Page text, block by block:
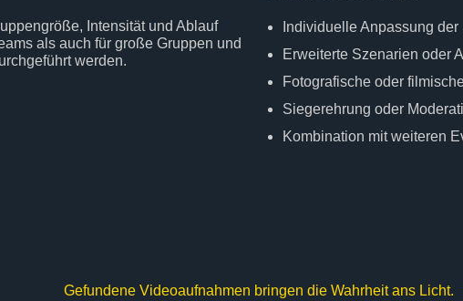
Intensität und Ablauf
als auch für große Gruppen und
werden.
Individuelle Anpassung der
Erweiterte Szenarien oder
Fotografische oder
Siegerehrung oder
Kombination mit weiteren
Gefundene Videoaufnahmen bringen die Wahrheit ans Licht.